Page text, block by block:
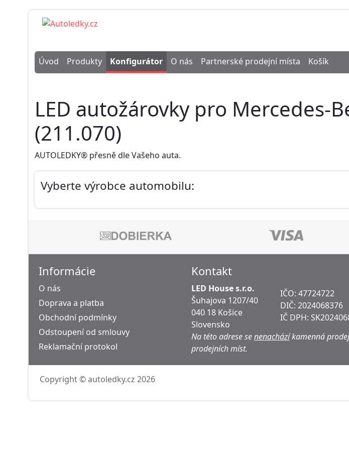
Úvod
Produkty Konfigurátor O nás Partnerské prodejní místa Košík
LED autožárovky pro Mercedes-
(211.070)
AUTOLEDKY® přesně dle Vašeho auta.
Vyberte výrobce automobilu:
Informácie
O nás
Doprava a platba
Obchodní podmínky
Odstoupení od smlouvy
Reklamační protokol
Kontakt
LED House s.r.o.
Šuhajova 1207/40
040 18 Košice
Slovensko
IČO: 47724722
DIČ: 2024068376
IČ DPH:
Na této adrese senenacházíkamenná
prodejních míst.
Copyright © autoledky.cz 2026